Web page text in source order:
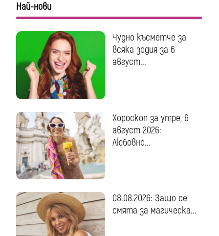
Най-нови
Чудно късметче за
всяка зодия за 6
август...
Хороскоп за утре, 6
август 2026:
Любовно...
08.08.2026: Защо се
смята за магическа...